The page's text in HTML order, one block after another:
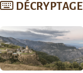
DÉCRYPTAGE